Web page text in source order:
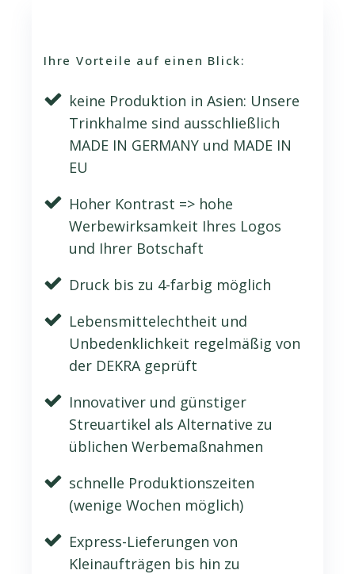
Ihre Vorteile auf einen Blick:
keine Produktion in Asien: Unsere
Trinkhalme sind ausschließlich
MADE IN GERMANY und MADE IN
EU
Hoher Kontrast => hohe
Werbewirksamkeit Ihres Logos
und Ihrer Botschaft
Druck bis zu 4-farbig möglich
Lebensmittelechtheit und
Unbedenklichkeit regelmäßig von
der DEKRA geprüft
Innovativer und günstiger
Streuartikel als Alternative zu
üblichen Werbemaßnahmen
schnelle Produktionszeiten
(wenige Wochen möglich)
Express-Lieferungen von
Kleinaufträgen bis hin zu